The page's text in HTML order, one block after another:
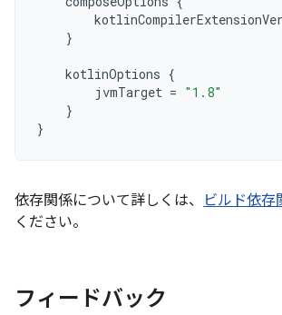
}
kotlinOptions {
jvmTarget = "1.8"
}
}
依存関係について詳しくは、 ビルド依存
ください。
フィードバック